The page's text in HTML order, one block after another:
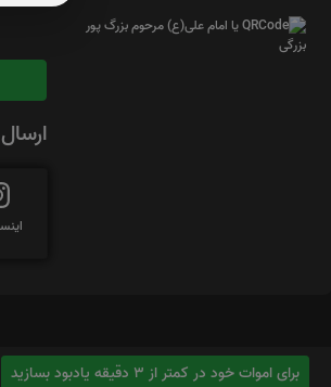
برای اموات خود در کمتر از 3 دقیقه یادبود بسازید